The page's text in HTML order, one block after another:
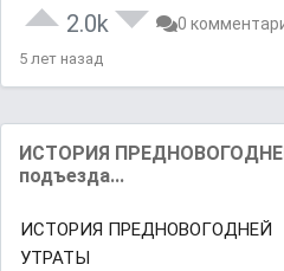
2.0k 0
5 лет назад
ИСТОРИЯ
подъезда...
ИСТОРИЯ ПРЕДНОВОГОДНЕЙ
УТРАТЫ